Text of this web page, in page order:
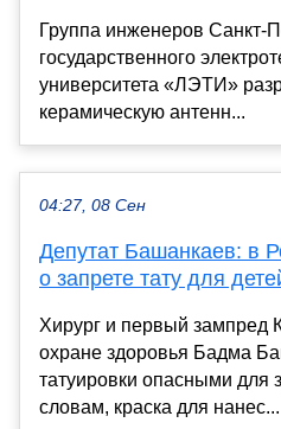
Группа инженеров Санкт-
государственного
университета «ЛЭТИ»
керамическую антенн...
04:27, 08 Сен
Депутат Башанкаев: в
о запрете тату для
Хирург и первый зампред
охране здоровья Бадма
татуировки опасными для
словам, краска для нанес...